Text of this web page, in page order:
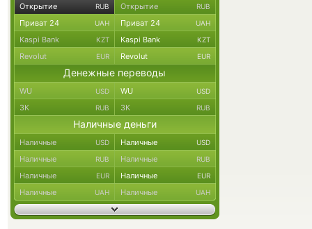
Открытие RUB Открытие RUB
Приват 24 UAH Приват 24 UAH
Kaspi Bank KZT Kaspi Bank KZT
Revolut EUR Revolut EUR
Денежные переводы
WU USD WU USD
ЗК RUB ЗК RUB
Наличные деньги
Наличные USD Наличные USD
Наличные RUB Наличные RUB
Наличные EUR Наличные EUR
Наличные UAH Наличные UAH